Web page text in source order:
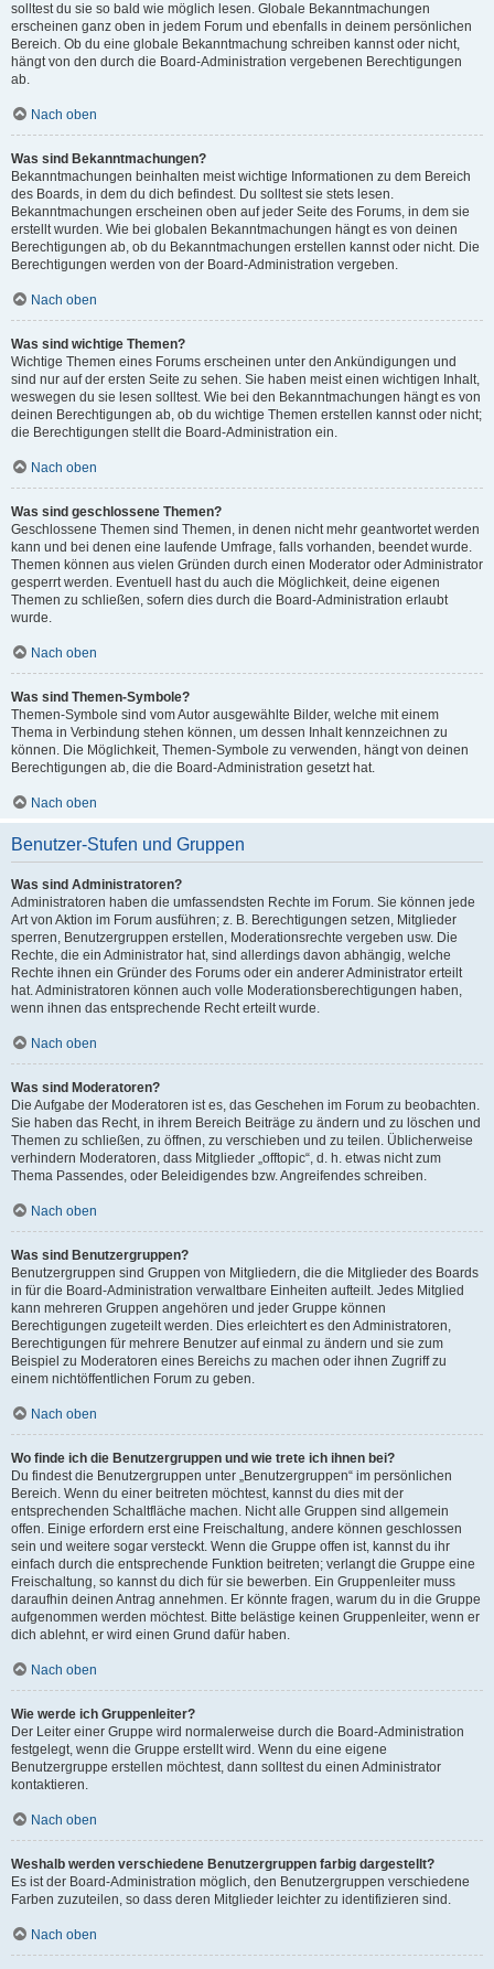
solltest du sie so bald wie möglich lesen. Globale Bekanntmachungen
erscheinen ganz oben in jedem Forum und ebenfalls in deinem persönlichen
Bereich. Ob du eine globale Bekanntmachung schreiben kannst oder nicht,
hängt von den durch die Board-Administration vergebenen Berechtigungen
ab.
Nach oben
Was sind Bekanntmachungen?
Bekanntmachungen beinhalten meist wichtige Informationen zu dem Bereich
des Boards, in dem du dich befindest. Du solltest sie stets lesen.
Bekanntmachungen erscheinen oben auf jeder Seite des Forums, in dem sie
erstellt wurden. Wie bei globalen Bekanntmachungen hängt es von deinen
Berechtigungen ab, ob du Bekanntmachungen erstellen kannst oder nicht. Die
Berechtigungen werden von der Board-Administration vergeben.
Nach oben
Was sind wichtige Themen?
Wichtige Themen eines Forums erscheinen unter den Ankündigungen und
sind nur auf der ersten Seite zu sehen. Sie haben meist einen wichtigen Inhalt,
weswegen du sie lesen solltest. Wie bei den Bekanntmachungen hängt es von
deinen Berechtigungen ab, ob du wichtige Themen erstellen kannst oder nicht;
die Berechtigungen stellt die Board-Administration ein.
Nach oben
Was sind geschlossene Themen?
Geschlossene Themen sind Themen, in denen nicht mehr geantwortet werden
kann und bei denen eine laufende Umfrage, falls vorhanden, beendet wurde.
Themen können aus vielen Gründen durch einen Moderator oder Administrator
gesperrt werden. Eventuell hast du auch die Möglichkeit, deine eigenen
Themen zu schließen, sofern dies durch die Board-Administration erlaubt
wurde.
Nach oben
Was sind Themen-Symbole?
Themen-Symbole sind vom Autor ausgewählte Bilder, welche mit einem
Thema in Verbindung stehen können, um dessen Inhalt kennzeichnen zu
können. Die Möglichkeit, Themen-Symbole zu verwenden, hängt von deinen
Berechtigungen ab, die die Board-Administration gesetzt hat.
Nach oben
Benutzer-Stufen und Gruppen
Was sind Administratoren?
Administratoren haben die umfassendsten Rechte im Forum. Sie können jede
Art von Aktion im Forum ausführen; z. B. Berechtigungen setzen, Mitglieder
sperren, Benutzergruppen erstellen, Moderationsrechte vergeben usw. Die
Rechte, die ein Administrator hat, sind allerdings davon abhängig, welche
Rechte ihnen ein Gründer des Forums oder ein anderer Administrator erteilt
hat. Administratoren können auch volle Moderationsberechtigungen haben,
wenn ihnen das entsprechende Recht erteilt wurde.
Nach oben
Was sind Moderatoren?
Die Aufgabe der Moderatoren ist es, das Geschehen im Forum zu beobachten.
Sie haben das Recht, in ihrem Bereich Beiträge zu ändern und zu löschen und
Themen zu schließen, zu öffnen, zu verschieben und zu teilen. Üblicherweise
verhindern Moderatoren, dass Mitglieder „offtopic“, d. h. etwas nicht zum
Thema Passendes, oder Beleidigendes bzw. Angreifendes schreiben.
Nach oben
Was sind Benutzergruppen?
Benutzergruppen sind Gruppen von Mitgliedern, die die Mitglieder des Boards
in für die Board-Administration verwaltbare Einheiten aufteilt. Jedes Mitglied
kann mehreren Gruppen angehören und jeder Gruppe können
Berechtigungen zugeteilt werden. Dies erleichtert es den Administratoren,
Berechtigungen für mehrere Benutzer auf einmal zu ändern und sie zum
Beispiel zu Moderatoren eines Bereichs zu machen oder ihnen Zugriff zu
einem nichtöffentlichen Forum zu geben.
Nach oben
Wo finde ich die Benutzergruppen und wie trete ich ihnen bei?
Du findest die Benutzergruppen unter „Benutzergruppen“ im persönlichen
Bereich. Wenn du einer beitreten möchtest, kannst du dies mit der
entsprechenden Schaltfläche machen. Nicht alle Gruppen sind allgemein
offen. Einige erfordern erst eine Freischaltung, andere können geschlossen
sein und weitere sogar versteckt. Wenn die Gruppe offen ist, kannst du ihr
einfach durch die entsprechende Funktion beitreten; verlangt die Gruppe eine
Freischaltung, so kannst du dich für sie bewerben. Ein Gruppenleiter muss
daraufhin deinen Antrag annehmen. Er könnte fragen, warum du in die Gruppe
aufgenommen werden möchtest. Bitte belästige keinen Gruppenleiter, wenn er
dich ablehnt, er wird einen Grund dafür haben.
Nach oben
Wie werde ich Gruppenleiter?
Der Leiter einer Gruppe wird normalerweise durch die Board-Administration
festgelegt, wenn die Gruppe erstellt wird. Wenn du eine eigene
Benutzergruppe erstellen möchtest, dann solltest du einen Administrator
kontaktieren.
Nach oben
Weshalb werden verschiedene Benutzergruppen farbig dargestellt?
Es ist der Board-Administration möglich, den Benutzergruppen verschiedene
Farben zuzuteilen, so dass deren Mitglieder leichter zu identifizieren sind.
Nach oben